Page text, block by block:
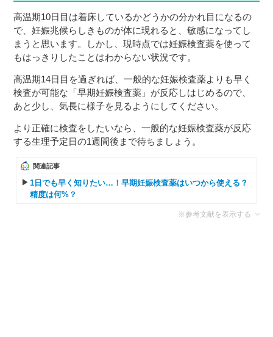
高温期10日目は着床しているかどうかの分かれ目になるの
で、妊娠兆候らしきものが体に現れると、敏感になってし
まうと思います。しかし、現時点では妊娠検査薬を使って
もはっきりしたことはわからない状況です。
高温期14日目を過ぎれば、一般的な妊娠検査薬よりも早く
検査が可能な「早期妊娠検査薬」が反応しはじめるので、
あと少し、気長に様子を見るようにしてください。
より正確に検査をしたいなら、一般的な妊娠検査薬が反応
する生理予定日の1週間後まで待ちましょう。
関連記事
1日でも早く知りたい…！早期妊娠検査薬はいつから使える？
精度は何%？
※参考文献を表示する